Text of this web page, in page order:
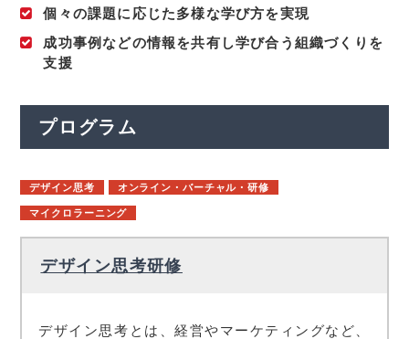
個々の課題に応じた多様な学び方を実現
成功事例などの情報を共有し学び合う組織づくりを
支援
プログラム
デザイン思考 オンライン・バーチャル・研修
マイクロラーニング
デザイン思考研修
デザイン思考とは、経営やマーケティングなど、